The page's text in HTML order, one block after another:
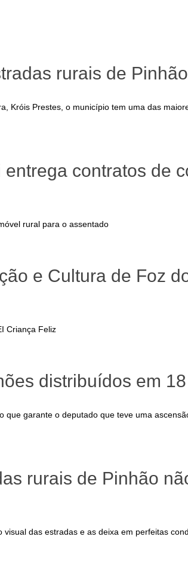
rurais de
Króis Prestes, o município tem uma das
contratos de
rural para o assentado
e Cultura de Foz
Criança Feliz
distribuídos em
que garante o deputado que teve uma
rurais de Pinhão
das estradas e as deixa em perfeitas